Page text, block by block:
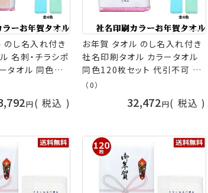
のし名入れ付き
名刺・チラシポ
タオル 同色
引不可 お年賀
促 御礼 熨斗付
nrm［返
税込
お年賀 タオル のし名入れ付き
社名印刷タオル カラータオル
同色120枚セット 代引不可 お
年賀タオル 粗品 御礼 熨斗付
品不可］ 手芸の山久
（0）
32,472 税込